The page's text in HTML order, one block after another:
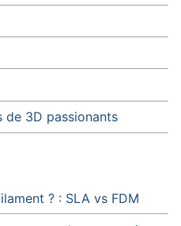
de 3D passionants
? : SLA vs FDM